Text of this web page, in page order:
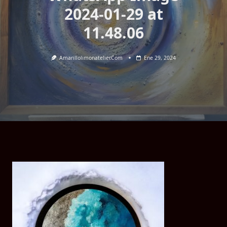
2024-01-29 at
11.48.06
Amarillolimonatelier.com Ene 29, 2024